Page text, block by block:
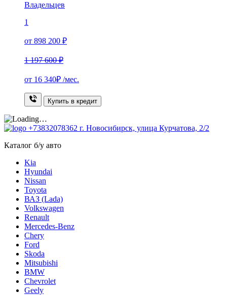
Владельцев
1
от 898 200 ₽
1 197 600 ₽
от 16 340₽ /мес.
Купить в кредит
+73832078362 г. Новосибирск, улица Курчатова, 2/2
Каталог б/у авто
Kia
Hyundai
Nissan
Toyota
ВАЗ (Lada)
Volkswagen
Renault
Mercedes-Benz
Chery
Ford
Skoda
Mitsubishi
BMW
Chevrolet
Geely